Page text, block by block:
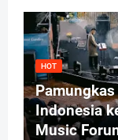
HOT
Indonesia
Music